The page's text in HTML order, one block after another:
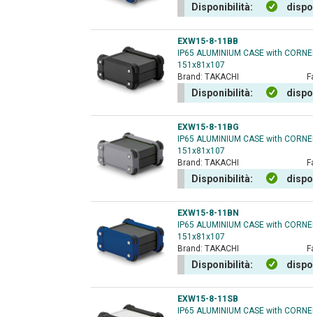
Disponibilità:
EXW15-8-11BB
IP65 ALUMINIUM CASE with
151x81x107
Brand: TAKACHI
Disponibilità:
EXW15-8-11BG
IP65 ALUMINIUM CASE with
151x81x107
Brand: TAKACHI
Disponibilità:
EXW15-8-11BN
IP65 ALUMINIUM CASE with
151x81x107
Brand: TAKACHI
Disponibilità:
EXW15-8-11SB
IP65 ALUMINIUM CASE with